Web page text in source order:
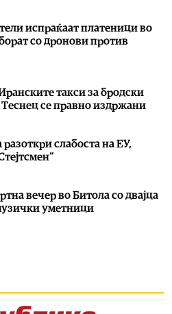
испраќаат платеници во
со дронови против
такси за бродски
се правно издржани
разоткри слабостa на ЕУ,
вечер во Битола со двајца
уметници
изложба што не се гледа
на посебен начин: